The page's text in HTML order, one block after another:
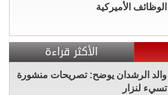
الوظائف الأميركية
الأكثر قراءة
والد الرشدان يوضح: تصريحات منشورة
تسيء لنزار